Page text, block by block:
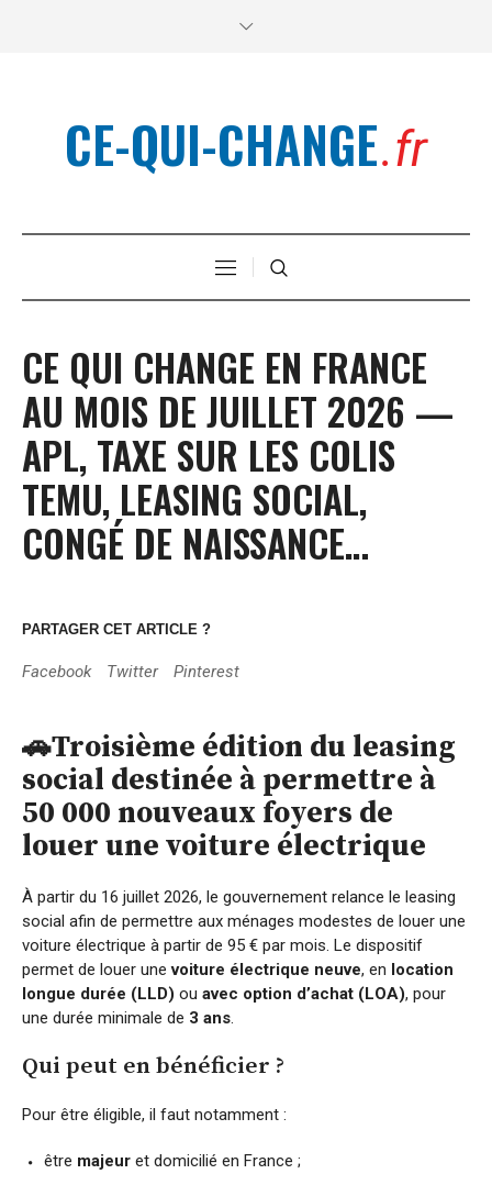
CE-QUI-CHANGE.fr
CE QUI CHANGE EN FRANCE
AU MOIS DE JUILLET 2026 —
APL, TAXE SUR LES COLIS
TEMU, LEASING SOCIAL,
CONGÉ DE NAISSANCE…
PARTAGER CET ARTICLE ?
Facebook Twitter Pinterest
🚗Troisième édition du leasing
social destinée à permettre à
50 000 nouveaux foyers de
louer une voiture électrique
À partir du 16 juillet 2026, le gouvernement relance le leasing
social afin de permettre aux ménages modestes de louer une
voiture électrique à partir de 95 € par mois. Le dispositif
permet de louer unevoiture électrique neuve, en location
longue durée (LLD) ou avec option d’achat (LOA), pour
une durée minimale de 3 ans.
Qui peut en bénéficier ?
Pour être éligible, il faut notamment :
être majeur et domicilié en France ;